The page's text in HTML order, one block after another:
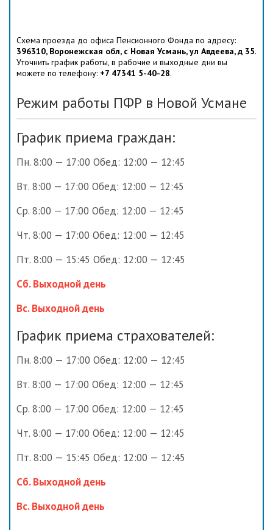
Схема проезда до офиса Пенсионного Фонда по адресу:
396310, Воронежская обл, с Новая Усмань, ул Авдеева, д 35.
Уточнить график работы, в рабочие и выходные дни вы
можете по телефону: +7 47341 5-40-28.
Режим работы ПФР в Новой Усмане
График приема граждан:
Пн. 8:00 — 17:00 Обед: 12:00 — 12:45
Вт. 8:00 — 17:00 Обед: 12:00 — 12:45
Ср. 8:00 — 17:00 Обед: 12:00 — 12:45
Чт. 8:00 — 17:00 Обед: 12:00 — 12:45
Пт. 8:00 — 15:45 Обед: 12:00 — 12:45
Сб. Выходной день
Вс. Выходной день
График приема страхователей:
Пн. 8:00 — 17:00 Обед: 12:00 — 12:45
Вт. 8:00 — 17:00 Обед: 12:00 — 12:45
Ср. 8:00 — 17:00 Обед: 12:00 — 12:45
Чт. 8:00 — 17:00 Обед: 12:00 — 12:45
Пт. 8:00 — 15:45 Обед: 12:00 — 12:45
Сб. Выходной день
Вс. Выходной день